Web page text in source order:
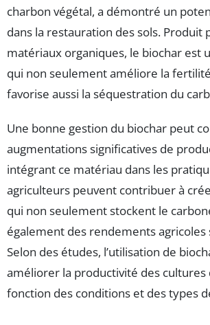
charbon végétal, a démontré un
dans la restauration des sols. Produit
matériaux organiques, le biochar est
qui non seulement améliore la
favorise aussi la séquestration du
Une bonne gestion du biochar peut
augmentations significatives de
intégrant ce matériau dans les
agriculteurs peuvent contribuer à
qui non seulement stockent le
également des rendements agricoles
Selon des études, l’utilisation de
améliorer la productivité des cultures
fonction des conditions et des types